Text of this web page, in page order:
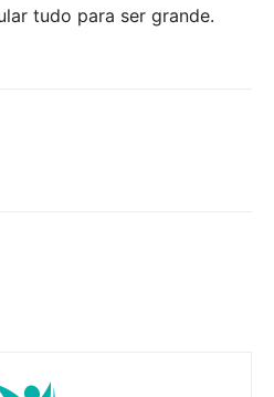
tudo para ser grande.